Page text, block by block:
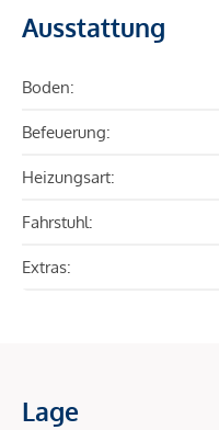
Ausstattung
Boden:
Befeuerung:
Heizungsart:
Fahrstuhl:
Extras:
Lage